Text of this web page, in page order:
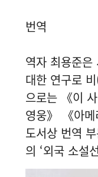
번역
역자 최용준은
대한 연구로
으로는 《이
영웅》 《아
도서상 번역
의 ‘외국 소설